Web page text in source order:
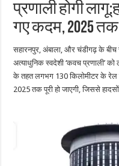
प्रणाली होगी
गए कदम, 2025 तक
सहारनपुर, अंबाला, और चंडीगढ़ के बीच
अत्याधुनिक स्वदेशी ‘कवच प्रणाली’
के तहत लगभग 130 किलोमीटर के रेल
2025 तक पूरी हो जाएगी, जिससे